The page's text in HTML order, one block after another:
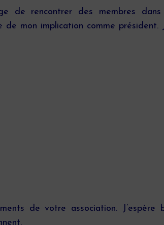
de rencontrer des membres dans
mon implication comme président.
de votre association. J’espère